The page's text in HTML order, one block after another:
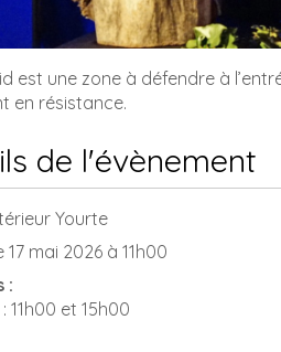
est une zone à défendre à
en résistance.
de l'évènement
Yourte
17 mai 2026 à 11h00
:
11h00 et 15h00